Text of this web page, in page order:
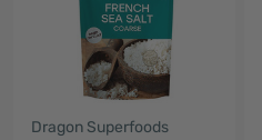
Dragon Superfoods